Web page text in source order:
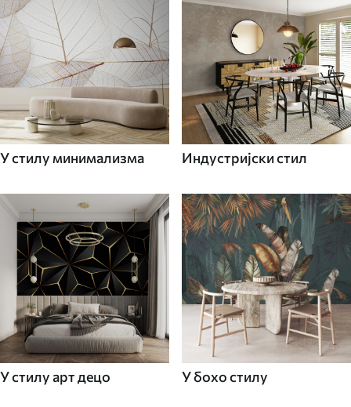
У стилу минимализма Индустријски стил
У стилу арт децо У бохо стилу